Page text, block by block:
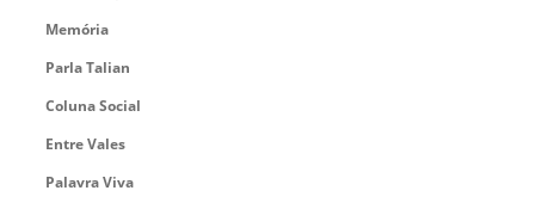
Memória
Parla Talian
Coluna Social
Entre Vales
Palavra Viva